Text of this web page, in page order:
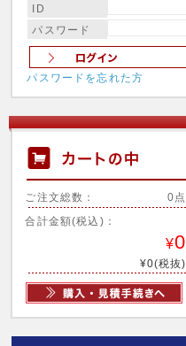
ID
パスワード
パスワードを忘れた方
ご注文総数： 0点
合計金額(税込)：
¥0
¥0(税抜)